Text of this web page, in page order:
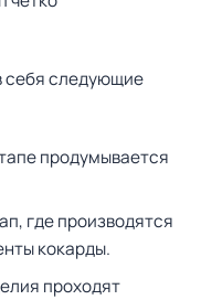
себя следующие
продумывается
где производятся
кокарды.
проходят